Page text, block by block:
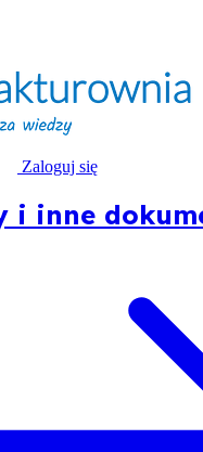
Zaloguj się
i inne